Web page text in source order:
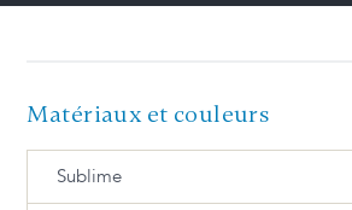
Matériaux et couleurs
Sublime